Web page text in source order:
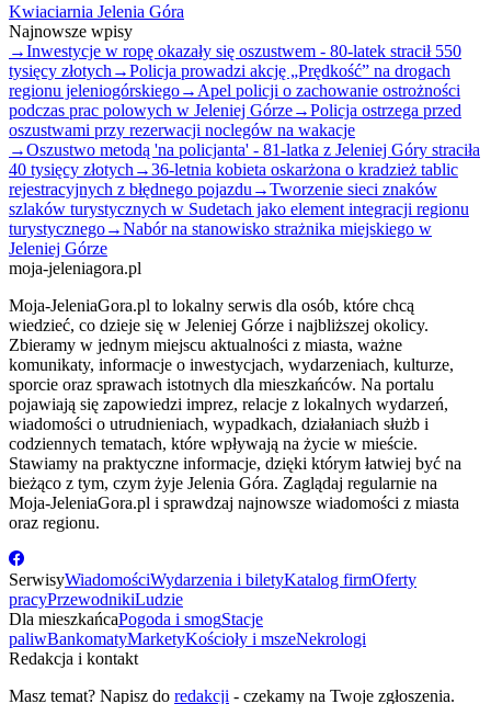
Kwiaciarnia Jelenia Góra
Najnowsze wpisy
→Inwestycje w ropę okazały się oszustwem - 80-latek stracił 550
tysięcy złotych →Policja prowadzi akcję „Prędkość” na drogach
regionu jeleniogórskiego→ Apel policji o zachowanie ostrożności
podczas prac polowych w Jeleniej Górze→Policja ostrzega przed
oszustwami przy rezerwacji noclegów na wakacje
→Oszustwo metodą 'na policjanta' - 81-latka z Jeleniej Góry straciła
40 tysięcy złotych →36-letnia kobieta oskarżona o kradzież tablic
rejestracyjnych z błędnego pojazdu →Tworzenie sieci znaków
szlaków turystycznych w Sudetach jako element integracji regionu
turystycznego→Nabór na stanowisko strażnika miejskiego w
Jeleniej Górze
moja-jeleniagora.pl
Moja-JeleniaGora.pl to lokalny serwis dla osób, które chcą
wiedzieć, co dzieje się w Jeleniej Górze i najbliższej okolicy.
Zbieramy w jednym miejscu aktualności z miasta, ważne
komunikaty, informacje o inwestycjach, wydarzeniach, kulturze,
sporcie oraz sprawach istotnych dla mieszkańców. Na portalu
pojawiają się zapowiedzi imprez, relacje z lokalnych wydarzeń,
wiadomości o utrudnieniach, wypadkach, działaniach służb i
codziennych tematach, które wpływają na życie w mieście.
Stawiamy na praktyczne informacje, dzięki którym łatwiej być na
bieżąco z tym, czym żyje Jelenia Góra. Zaglądaj regularnie na
Moja-JeleniaGora.pl i sprawdzaj najnowsze wiadomości z miasta
oraz regionu.
SerwisyWiadomościWydarzenia i biletyKatalog firmOferty
pracyPrzewodnikiLudzie
Dla mieszkańcaPogoda i smogStacje
paliwBankomatyMarketyKościoły i mszeNekrologi
Redakcja i kontakt
Masz temat? Napisz do redakcji - czekamy na Twoje zgłoszenia.